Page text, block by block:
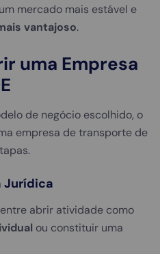
mercado mais estável e
vantajoso.
uma Empresa
de negócio escolhido, o
empresa de transporte de
Jurídica
abrir atividade como
ou constituir uma